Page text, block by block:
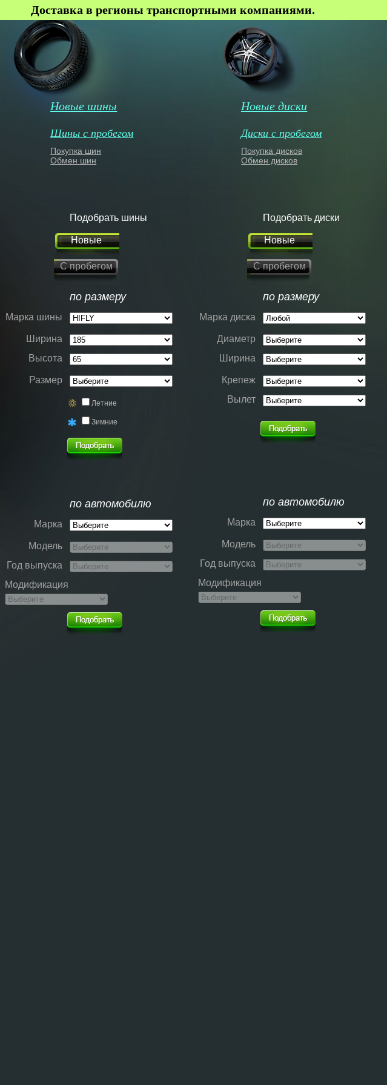
Доставка в регионы транспортными компаниями.
Новые шины
Шины с пробегом
Покупка шин
Обмен шин
Новые диски
Диски с пробегом
Покупка дисков
Обмен дисков
Подобрать шины
Новые
С пробегом
по размеру
Марка шины
Ширина
Высота
Размер
Летние
Зимние
по автомобилю
Марка
Модель
Год выпуска
Модификация
Подобрать диски
Новые
С пробегом
по размеру
Марка диска
Диаметр
Ширина
Крепеж
Вылет
по автомобилю
Марка
Модель
Год выпуска
Модификация